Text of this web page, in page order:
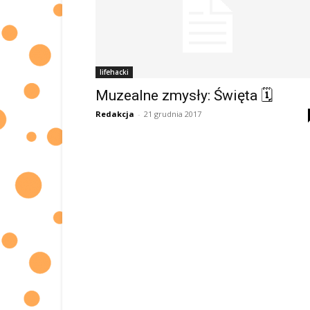
lifehacki
Muzealne zmysły: Święta 🗓
Redakcja - 21 grudnia 2017